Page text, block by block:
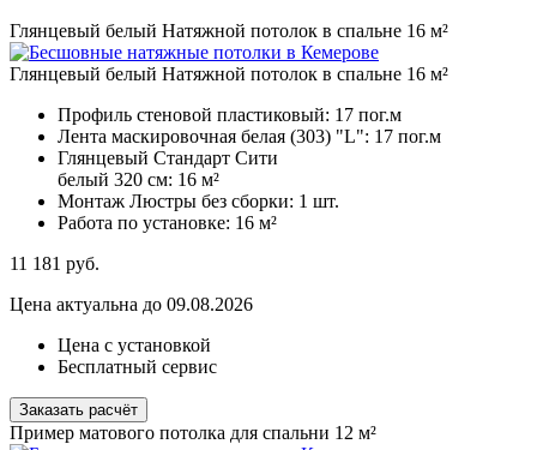
Глянцевый белый Натяжной потолок в спальне 16 м²
Глянцевый белый Натяжной потолок в спальне 16 м²
Профиль стеновой пластиковый: 17 пог.м
Лента маскировочная белая (303) "L": 17 пог.м
Глянцевый Стандарт Сити
белый 320 см: 16 м²
Монтаж Люстры без сборки: 1 шт.
Работа по установке: 16 м²
11 181 руб.
Цена актуальна до 09.08.2026
Цена с установкой
Бесплатный сервис
Заказать расчёт
Пример матового потолка для спальни 12 м²